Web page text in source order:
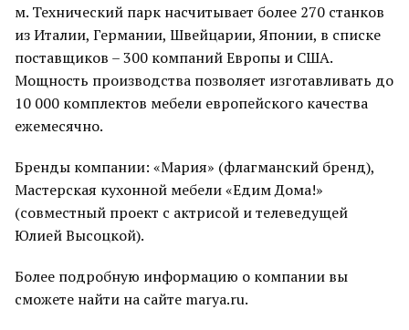
м. Технический парк насчитывает более 270 станков
из Италии, Германии, Швейцарии, Японии, в списке
поставщиков – 300 компаний Европы и США.
Мощность производства позволяет изготавливать до
10 000 комплектов мебели европейского качества
ежемесячно.
Бренды компании: «Мария» (флагманский бренд),
Мастерская кухонной мебели «Едим Дома!»
(совместный проект с актрисой и телеведущей
Юлией Высоцкой).
Более подробную информацию о компании вы
сможете найти на сайте marya.ru.